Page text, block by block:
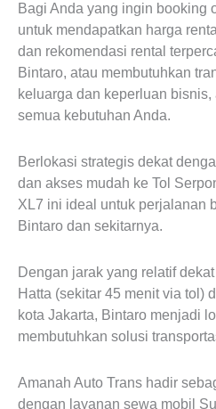
Bagi Anda yang ingin booking
untuk mendapatkan harga
dan rekomendasi rental
Bintaro, atau membutuhkan
keluarga dan keperluan
semua kebutuhan Anda.
Berlokasi strategis dekat
dan akses mudah ke Tol
XL7 ini ideal untuk perjalanan
Bintaro dan sekitarnya.
Dengan jarak yang relatif
Hatta (sekitar 45 menit via tol)
kota Jakarta, Bintaro menjadi
membutuhkan solusi
Amanah Auto Trans hadir
dengan layanan sewa mobil